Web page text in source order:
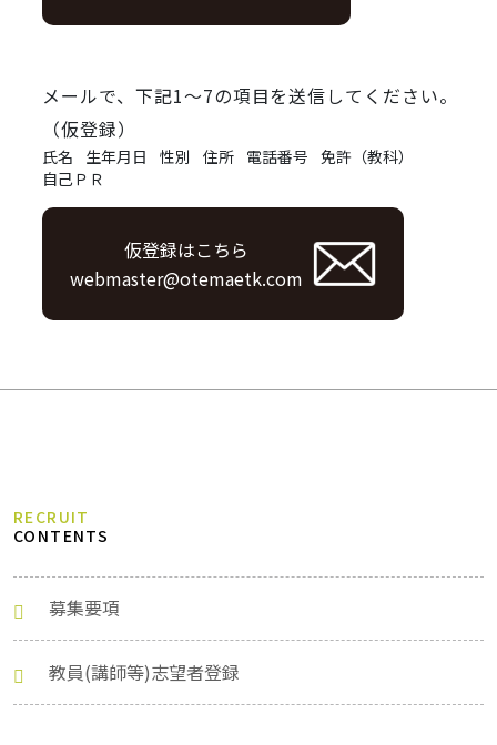
メールで、下記1～7の項目を送信してください。
（仮登録）
氏名 生年月日 性別 住所 電話番号 免許（教科）
自己ＰＲ
仮登録はこちら
webmaster@otemaetk.com
RECRUIT
CONTENTS
募集要項
教員(講師等)志望者登録